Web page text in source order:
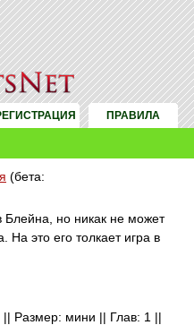
ПРАВИЛА
(бета:
Блейна, но никак не может
На это его толкает игра в
|| Размер: мини || Глав: 1 ||